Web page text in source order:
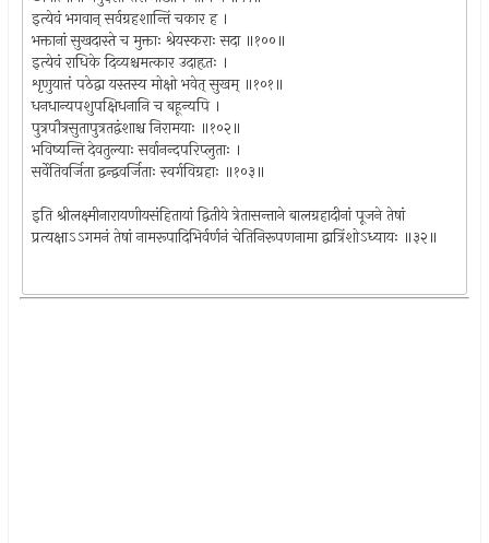
इत्येवं भगवान् सर्वग्रहशान्तिं चकार ह ।
भक्तानां सुखदास्ते च मुक्ताः श्रेयस्कराः सदा ॥१००॥
इत्येवं राधिके दिव्यश्चमत्कार उदाहृतः ।
शृणुयात्तं पठेद्वा यस्तस्य मोक्षो भवेत् सुखम् ॥१०१॥
धनधान्यपशुपक्षिधनानि च बहून्यपि ।
पुत्रपौत्रसुतापुत्रतद्वंशाश्च निरामयाः ॥१०२॥
भविष्यन्ति देवतुल्याः सर्वानन्दपरिप्लुताः ।
सर्वेतिवर्जिता द्वन्द्ववर्जिताः स्वर्गविग्रहाः ॥१०३॥
इति श्रीलक्ष्मीनारायणीयसंहितायां द्वितीये त्रेतासन्ताने बालग्रहादीनां पूजने तेषां
प्रत्यक्षाऽऽगमनं तेषां नामरूपादिभिर्वर्णनं चेतिनिरूपणनामा द्वात्रिंशोऽध्यायः ॥३२॥